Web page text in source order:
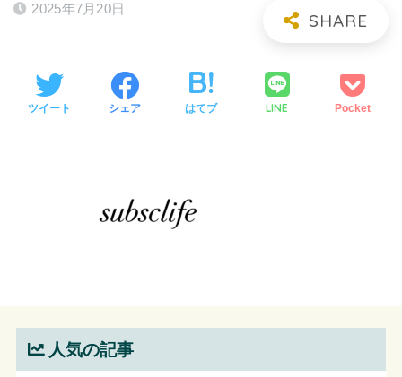
2025年7月20日
ツイート シェア はてブ LINE Pocket
人気の記事